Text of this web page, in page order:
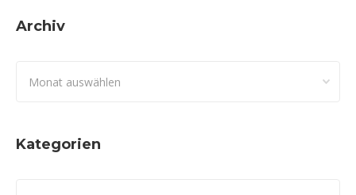
Archiv
Kategorien